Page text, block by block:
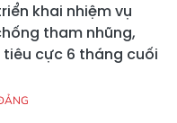
khai nhiệm vụ
tham nhũng,
tiêu cực 6 tháng cuối